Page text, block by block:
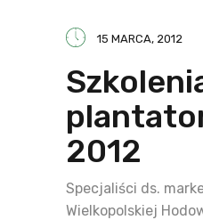
15 MARCA, 2012
2012
Specjaliści ds.
Wielkopolskiej